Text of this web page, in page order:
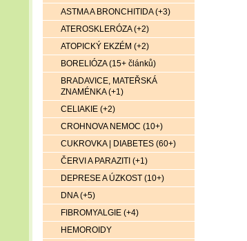
ASTMA A BRONCHITIDA (+3)
ATEROSKLERÓZA (+2)
ATOPICKÝ EKZÉM (+2)
BORELIÓZA (15+ článků)
BRADAVICE, MATEŘSKÁ
ZNAMÉNKA (+1)
CELIAKIE (+2)
CROHNOVA NEMOC (10+)
CUKROVKA | DIABETES (60+)
ČERVI A PARAZITI (+1)
DEPRESE A ÚZKOST (10+)
DNA (+5)
FIBROMYALGIE (+4)
HEMOROIDY